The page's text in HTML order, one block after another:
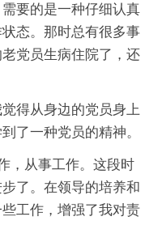
要的是一种仔细认真
态。那时总有很多事
党员生病住院了，还
得从身边的党员身上
了一种党员的精神。
，从事工作。这段时
了。在领导的培养和
工作，增强了我对责